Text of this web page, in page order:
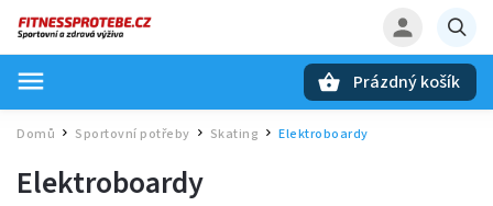
Prázdný košík
Domů / Sportovní potřeby Skating / Elektroboardy
Elektroboardy